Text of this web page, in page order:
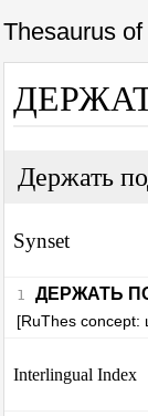
Thesaurus
Держать
Synset
ДЕРЖАТЬ
[RuThes concept:
Interlingual Index